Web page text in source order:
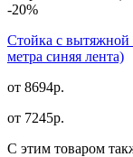
-20%
Стойка с вытяжной
метра синяя лента)
от 8694р.
от 7245р.
С этим товаром